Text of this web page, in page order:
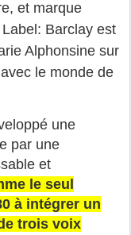
et marque
Label: Barclay est
Alphonsine sur
le monde de
une
par une
et
le seul
à intégrer un
trois voix